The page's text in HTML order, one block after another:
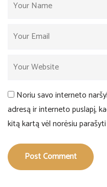
Noriu savo interneto
adresą ir interneto puslapį,
kitą kartą vėl norėsiu
Post Comment